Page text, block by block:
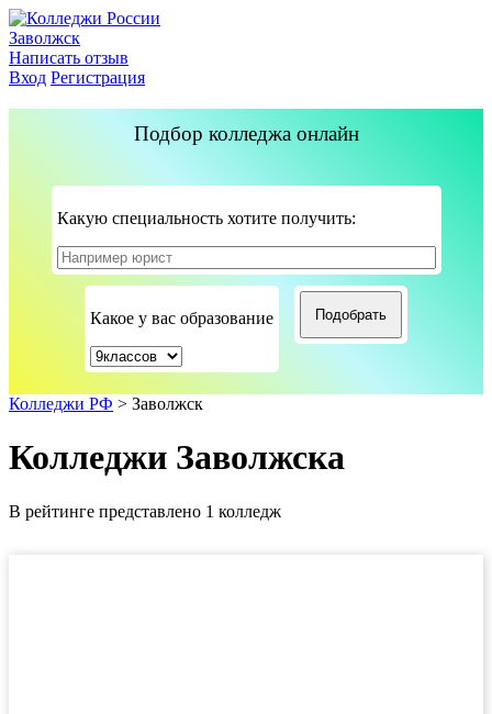
Заволжск
Написать отзыв
Вход Регистрация
Подбор колледжа онлайн
Какую специальность хотите получить:
Какое у вас образование
Колледжи РФ > Заволжск
Колледжи Заволжска
В рейтинге представлено 1 колледж